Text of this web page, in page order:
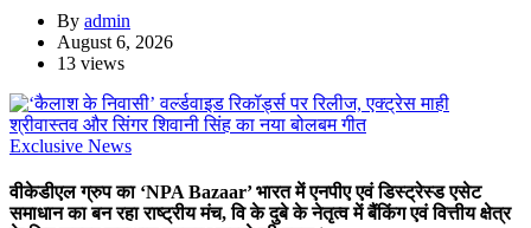
By admin
August 6, 2026
13 views
Exclusive News
वीकेडीएल ग्रुप का ‘NPA Bazaar’ भारत में एनपीए एवं डिस्ट्रेस्ड एसेट
समाधान का बन रहा राष्ट्रीय मंच, वि के दुबे के नेतृत्व में बैंकिंग एवं वित्तीय क्षेत्र